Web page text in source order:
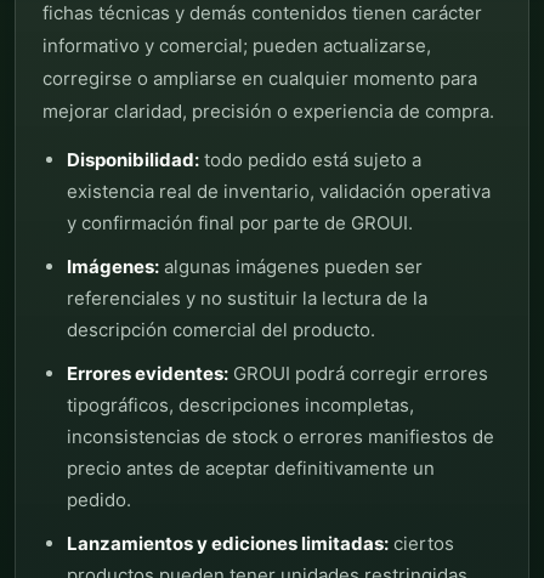
fichas técnicas y demás contenidos tienen carácter
informativo y comercial; pueden actualizarse,
corregirse o ampliarse en cualquier momento para
mejorar claridad, precisión o experiencia de compra.
Disponibilidad: todo pedido está sujeto a
existencia real de inventario, validación operativa
y confirmación final por parte de GROUI.
Imágenes: algunas imágenes pueden ser
referenciales y no sustituir la lectura de la
descripción comercial del producto.
Errores evidentes: GROUI podrá corregir errores
tipográficos, descripciones incompletas,
inconsistencias de stock o errores manifiestos de
precio antes de aceptar definitivamente un
pedido.
Lanzamientos y ediciones limitadas: ciertos